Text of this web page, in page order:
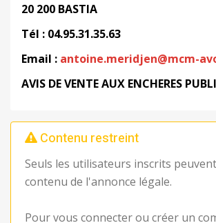
20 200 BASTIA
Tél : 04.95.31.35.63
Email : antoine.meridjen@mcm-
AVIS DE VENTE AUX ENCHERES
Contenu restreint
Seuls les utilisateurs inscrits
contenu de l'annonce légale.
Pour vous connecter ou créer un